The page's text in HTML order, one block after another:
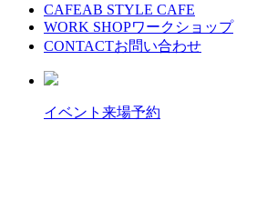
CAFEAB STYLE CAFE
WORK SHOPワークショップ
CONTACTお問い合わせ
イベント来場予約